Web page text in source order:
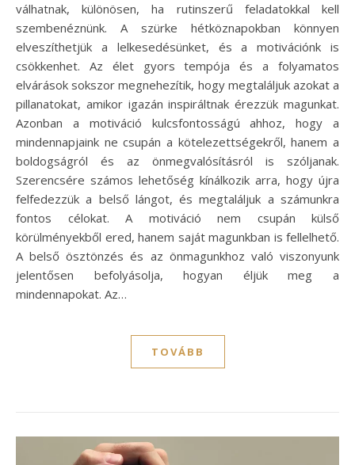
válhatnak, különösen, ha rutinszerű feladatokkal kell
szembenéznünk. A szürke hétköznapokban könnyen
elveszíthetjük a lelkesedésünket, és a motivációnk is
csökkenhet. Az élet gyors tempója és a folyamatos
elvárások sokszor megnehezítik, hogy megtaláljuk azokat a
pillanatokat, amikor igazán inspiráltnak érezzük magunkat.
Azonban a motiváció kulcsfontosságú ahhoz, hogy a
mindennapjaink ne csupán a kötelezettségekről, hanem a
boldogságról és az önmegvalósításról is szóljanak.
Szerencsére számos lehetőség kínálkozik arra, hogy újra
felfedezzük a belső lángot, és megtaláljuk a számunkra
fontos célokat. A motiváció nem csupán külső
körülményekből ered, hanem saját magunkban is fellelhető.
A belső ösztönzés és az önmagunkhoz való viszonyunk
jelentősen befolyásolja, hogyan éljük meg a
mindennapokat. Az…
TOVÁBB